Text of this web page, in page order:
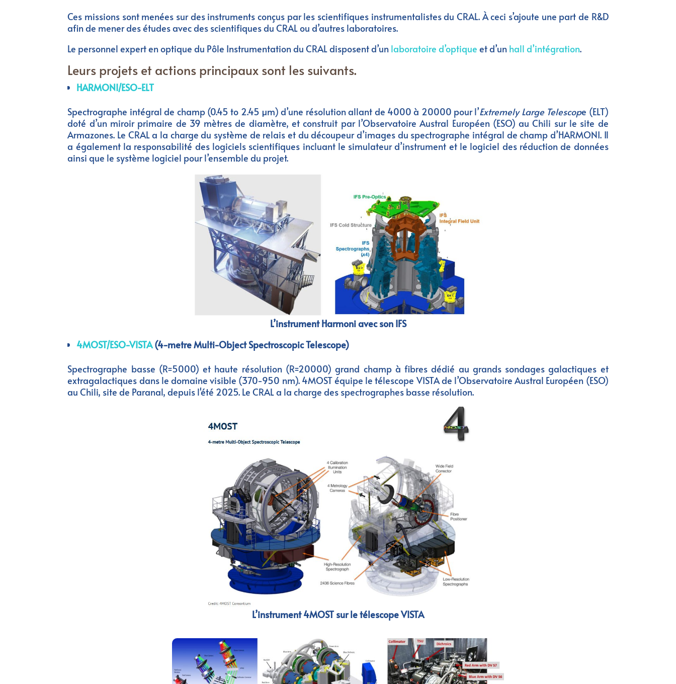
Ces missions sont menées sur des instruments conçus par les scientifiques instrumentalistes du CRAL. À ceci s’ajoute une part de R&D
afin de mener des études avec des scientifiques du CRAL ou d’autres laboratoires.
Le personnel expert en optique du Pôle Instrumentation du CRAL disposent d’un laboratoire d’optique et d’un hall d’intégration.
Leurs projets et actions principaux sont les suivants.
HARMONI/ESO-ELT
Spectrographe intégral de champ (0.45 to 2.45 µm) d’une résolution allant de 4000 à 20000 pour l’Extremely Large Telescope (ELT)
doté d’un miroir primaire de 39 mètres de diamètre, et construit par l’Observatoire Austral Européen (ESO) au Chili sur le site de
Armazones. Le CRAL a la charge du système de relais et du découpeur d’images du spectrographe intégral de champ d’HARMONI. Il
a également la responsabilité des logiciels scientifiques incluant le simulateur d’instrument et le logiciel des réduction de données
ainsi que le système logiciel pour l’ensemble du projet.
L’instrument Harmoni avec son IFS
4MOST/ESO-VISTA(4-metre Multi-Object Spectroscopic Telescope)
Spectrographe basse (R=5000) et haute résolution (R=20000) grand champ à fibres dédié au grands sondages galactiques et
extragalactiques dans le domaine visible (370-950 nm). 4MOST équipe le télescope VISTA de l’Observatoire Austral Européen (ESO)
au Chili, site de Paranal, depuis l'été 2025. Le CRAL a la charge des spectrographes basse résolution.
L’instrument 4MOST sur le télescope VISTA